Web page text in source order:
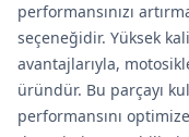
performansınızı
seçeneğidir. Yüksek
avantajlarıyla,
üründür. Bu parçayı
performansını